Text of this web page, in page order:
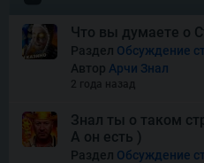
Snake’s Gold Dream
Squish
Что вы думаете о
Раздел Обсуждение
Автор Арчи Знал
2 года назад
Знал ты о таком
А он есть )
Раздел Обсуждение